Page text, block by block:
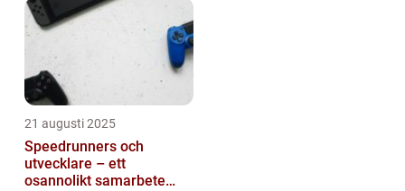
21 augusti 2025
Speedrunners och
utvecklare – ett
osannolikt samarbete